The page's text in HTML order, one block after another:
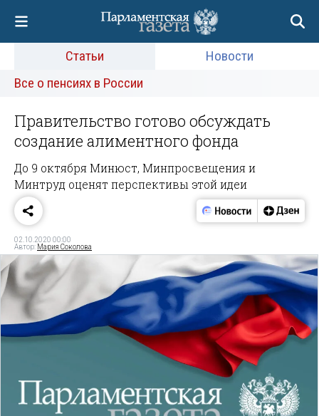
Статьи
Новости
Все о пенсиях в России
Правительство готово обсуждать
создание алиментного фонда
До 9 октября Минюст, Минпросвещения и
Минтруд оценят перспективы этой идеи
02.10.2020 00:00
Автор: Мария Соколова